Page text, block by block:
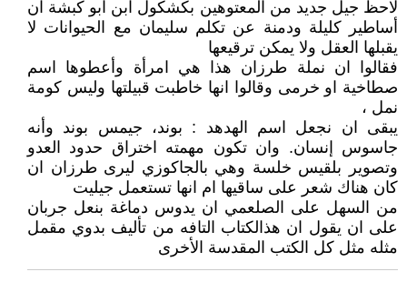
لاحظ جيل جديد من المعتوهين بكشكول ابن ابو كبشة ان
أساطير كليلة ودمنة عن تكلم سليمان مع الحيوانات لا
يقبلها العقل ولا يمكن ترقيعها
فقالوا ان نملة طرزان هذا هي امرأة وأعطوها اسم
صطاخية او خرمى وقالوا انها خاطبت قبيلتها وليس كومة
نمل ،
يبقى ان نجعل اسم الهدهد : بوند، جيمس بوند وأنه
جاسوس إنسان. وان تكون مهمته اختراق حدود العدو
وتصوير بلقيس خلسة وهي بالجاكوزي ليرى طرزان ان
كان هناك شعر على ساقيها ام انها تستعمل جيليت
من السهل على الصلعمي ان يدوس دماغة بنعل جربان
على ان يقول ان هذالكتاب التافه من تأليف بدوي مقمل
مثله مثل كل الكتب المقدسة الأخرى